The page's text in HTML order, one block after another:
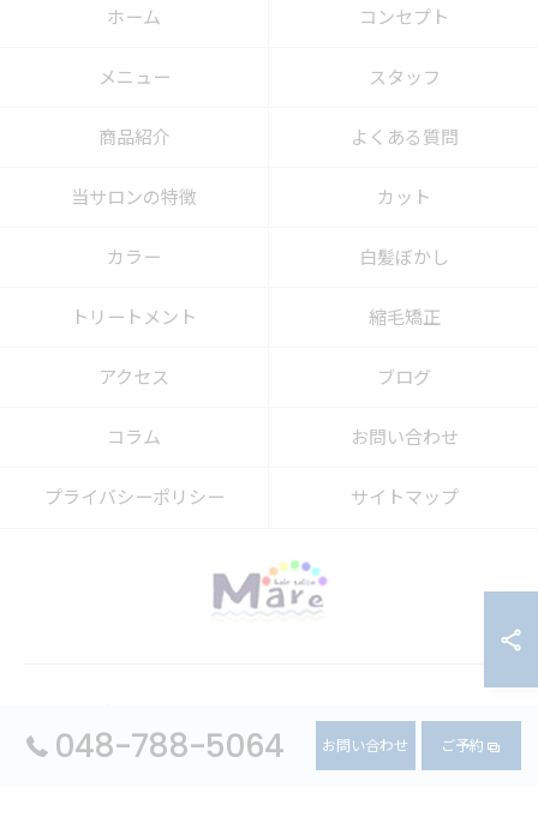
048-788-5064 お問い合わせ ご予約
ホーム コンセプト
メニュー スタッフ
商品紹介 よくある質問
当サロンの特徴 カット
カラー 白髪ぼかし
トリートメント 縮毛矯正
アクセス ブログ
コラム お問い合わせ
プライバシーポリシー サイトマップ
RESERVED.